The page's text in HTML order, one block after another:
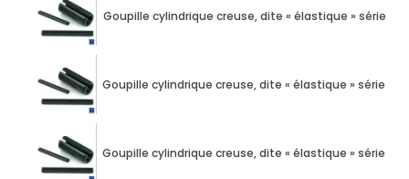
Goupille cylindrique creuse, dite « élastique » série
Goupille cylindrique creuse, dite « élastique » série
Goupille cylindrique creuse, dite « élastique » série